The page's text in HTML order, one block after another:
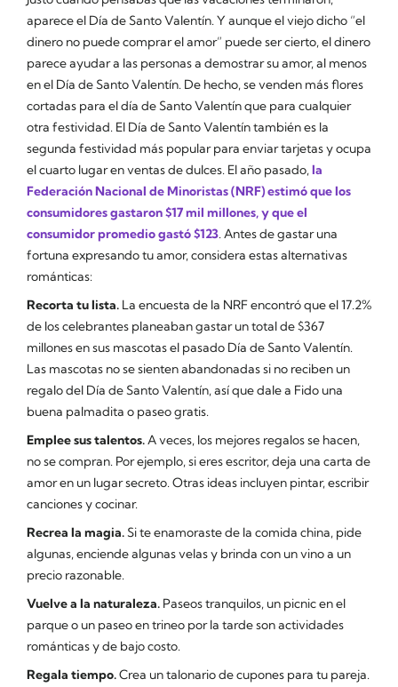
aparece el Día de Santo Valentín. Y aunque el viejo dicho “el
dinero no puede comprar el amor” puede ser cierto, el dinero
parece ayudar a las personas a demostrar su amor, al menos
en el Día de Santo Valentín. De hecho, se venden más flores
cortadas para el día de Santo Valentín que para cualquier
otra festividad. El Día de Santo Valentín también es la
segunda festividad más popular para enviar tarjetas y ocupa
el cuarto lugar en ventas de dulces. El año pasado,la
Federación Nacional de Minoristas (NRF) estimó que los
consumidores gastaron $17 mil millones, y que el
consumidor promedio gastó $123. Antes de gastar una
fortuna expresando tu amor, considera estas alternativas
románticas:
Recorta tu lista. La encuesta de la NRF encontró que el 17.2%
de los celebrantes planeaban gastar un total de $367
millones en sus mascotas el pasado Día de Santo Valentín.
Las mascotas no se sienten abandonadas si no reciben un
regalo del Día de Santo Valentín, así que dale a Fido una
buena palmadita o paseo gratis.
Emplee sus talentos.A veces, los mejores regalos se hacen,
no se compran. Por ejemplo, si eres escritor, deja una carta de
amor en un lugar secreto. Otras ideas incluyen pintar, escribir
canciones y cocinar.
Recrea la magia.Si te enamoraste de la comida china, pide
algunas, enciende algunas velas y brinda con un vino a un
precio razonable.
Vuelve a la naturaleza. Paseos tranquilos, un picnic en el
parque o un paseo en trineo por la tarde son actividades
románticas y de bajo costo.
Regala tiempo.Crea un talonario de cupones para tu pareja.